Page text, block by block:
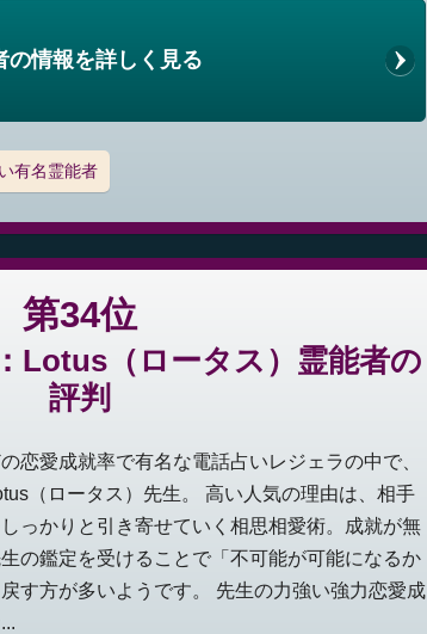
の情報を詳しく見る
有名霊能者
第34位
Lotus（ロータス）霊能者の
評判
恋愛成就率で有名な電話占いレジェラの中で、
（ロータス）先生。 高い人気の理由は、相手
っかりと引き寄せていく相思相愛術。成就が無
の鑑定を受けることで「不可能が可能になるか
す方が多いようです。 先生の力強い強力恋愛成